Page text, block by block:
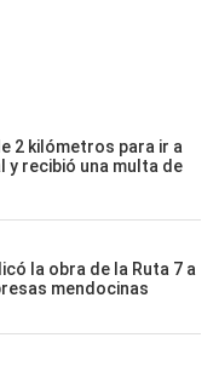
2 kilómetros para ir a
y recibió una multa de
la obra de la Ruta 7 a
mendocinas